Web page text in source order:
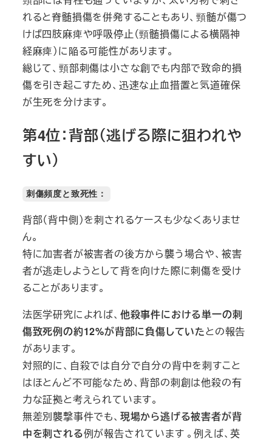
れると脊髄損傷を併発することもあり、頸髄が傷つ
けば四肢麻痺や呼吸停止（頸髄損傷による横隔神
経麻痺）に陥る可能性があります。
総じて、頸部刺傷は小さな創でも内部で致命的損
傷を引き起こすため、迅速な止血措置と気道確保
が生死を分けます。
第4位：背部（逃げる際に狙われや
すい）
刺傷頻度と致死性：
背部（背中側）を刺されるケースも少なくありませ
ん。
特に加害者が被害者の後方から襲う場合や、被害
者が逃走しようとして背を向けた際に刺傷を受け
ることがあります。
法医学研究によれば、 他殺事件における単一の刺
傷致死例の約12%が背部に負傷していたとの報告
があります。
対照的に、自殺では自分で自分の背中を刺すこと
はほとんど不可能なため、背部の刺創は他殺の有
力な証拠と考えられています。
無差別襲撃事件でも、 現場から逃げる被害者が背
中を刺される例が報告されています 。例えば、英